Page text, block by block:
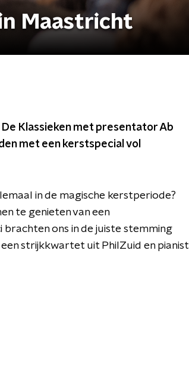
Maastricht
Klassieken met presentator Ab
met een kerstspecial vol
in de magische kerstperiode?
te genieten van een
brachten ons in de juiste stemming
strijkkwartet uit PhilZuid en pianist